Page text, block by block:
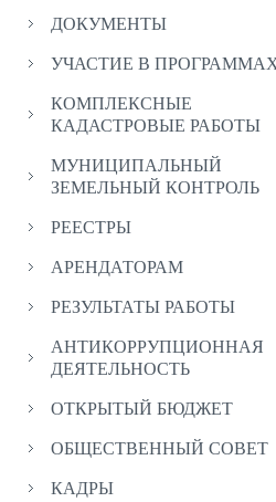
ДОКУМЕНТЫ
УЧАСТИЕ В
КОМПЛЕКСНЫЕ
КАДАСТРОВЫЕ РАБОТЫ
МУНИЦИПАЛЬНЫЙ
ЗЕМЕЛЬНЫЙ КОНТРОЛЬ
РЕЕСТРЫ
АРЕНДАТОРАМ
РЕЗУЛЬТАТЫ РАБОТЫ
АНТИКОРРУПЦИОННАЯ
ДЕЯТЕЛЬНОСТЬ
ОТКРЫТЫЙ БЮДЖЕТ
ОБЩЕСТВЕННЫЙ СОВЕТ
КАДРЫ